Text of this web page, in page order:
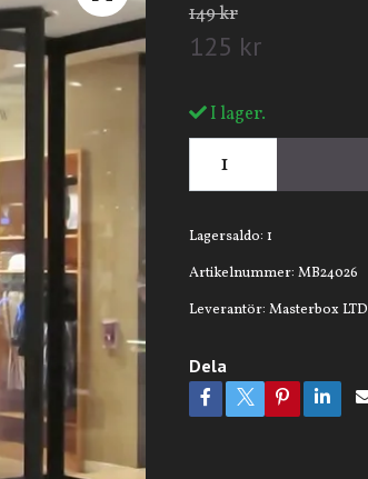
149 kr
125 kr
I lager.
Lagersaldo: 1
Artikelnummer: MB24026
Leverantör: Masterbox LTD
Dela